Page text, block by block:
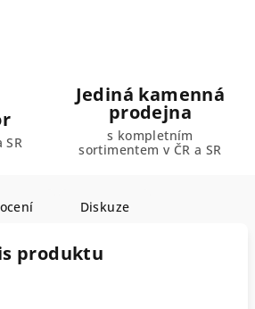
SR
Jediná kamenná
prodejna
s kompletním
sortimentem v ČR a SR
Diskuze
produktu